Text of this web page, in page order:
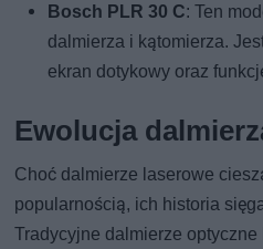
Bosch PLR 30 C: Ten
dalmierza i kątomierza.
ekran dotykowy oraz
Ewolucja
Choć dalmierze laserowe
popularnością, ich historia
Tradycyjne dalmierze optyczne